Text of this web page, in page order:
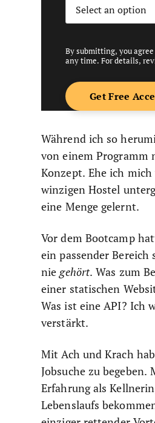
By submitting, you
any time. For details,
Während ich so
von einem Programm
Konzept. Ehe ich
winzigen Hostel
eine Menge gelernt.
Vor dem Bootcamp
ein passender
niegehört. Was zum
einer statischen
Was ist eine API? Ich
verstärkt.
Mit Ach und Krach
Jobsuche zu
Erfahrung als
Lebenslaufs